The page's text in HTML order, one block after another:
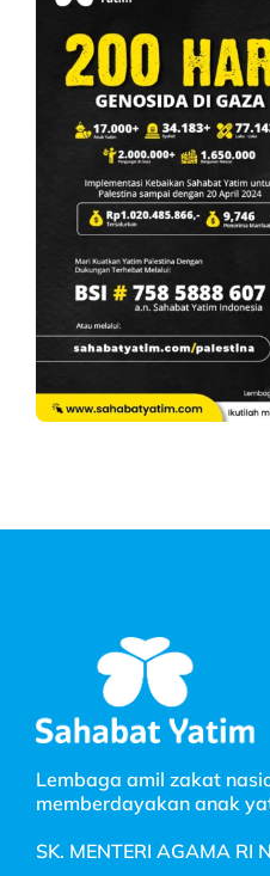
Lembaga amil zakat
memberdayakan anak
SK. MENTERI AGAMA RI